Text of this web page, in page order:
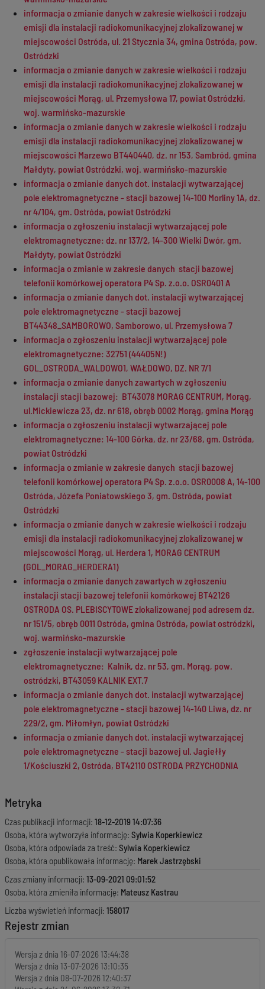
informacja o zmianie danych w zakresie wielkości i rodzaju
emisji dla instalacji radiokomunikacyjnej zlokalizowanej w
miejscowości Ostróda, ul. 21 Stycznia 34, gmina Ostróda, pow.
Ostródzki
informacja o zmianie danych w zakresie wielkości i rodzaju
emisji dla instalacji radiokomunikacyjnej zlokalizowanej w
miejscowości Morąg, ul. Przemysłowa 17, powiat Ostródzki,
woj. warmińsko-mazurskie
informacja o zmianie danych w zakresie wielkości i rodzaju
emisji dla instalacji radiokomunikacyjnej zlokalizowanej w
miejscowości Marzewo BT440440, dz. nr 153, Sambród, gmina
Małdyty, powiat Ostródzki, woj. warmińsko-mazurskie
informacja o zmianie danych dot. instalacji wytwarzającej
pole elektromagnetyczne - stacji bazowej 14-100 Morliny 1A, dz.
nr 4/104, gm. Ostróda, powiat Ostródzki
informacja o zgłoszeniu instalacji wytwarzającej pole
elektromagnetyczne: dz. nr 137/2, 14-300 Wielki Dwór, gm.
Małdyty, powiat Ostródzki
informacja o zmianie w zakresie danych stacji bazowej
telefonii komórkowej operatora P4 Sp. z.o.o. OSR0401 A
informacja o zmianie danych dot. instalacji wytwarzającej
pole elektromagnetyczne - stacji bazowej
BT44348_SAMBOROWO, Samborowo, ul. Przemysłowa 7
informacja o zgłoszeniu instalacji wytwarzającej pole
elektromagnetyczne: 32751 (44405N!)
GOL_OSTRODA_WALDOWO1, WAŁDOWO, DZ. NR 7/1
informacja o zmianie danych zawartych w zgłoszeniu
instalacji stacji bazowej: BT43078 MORAG CENTRUM, Morąg,
ul.Mickiewicza 23, dz. nr 618, obręb 0002 Morąg, gmina Morąg
informacja o zgłoszeniu instalacji wytwarzającej pole
elektromagnetyczne: 14-100 Górka, dz. nr 23/68, gm. Ostróda,
powiat Ostródzki
informacja o zmianie w zakresie danych stacji bazowej
telefonii komórkowej operatora P4 Sp. z.o.o. OSR0008 A, 14-100
Ostróda, Józefa Poniatowskiego 3, gm. Ostróda, powiat
Ostródzki
informacja o zmianie danych w zakresie wielkości i rodzaju
emisji dla instalacji radiokomunikacyjnej zlokalizowanej w
miejscowości Morąg, ul. Herdera 1, MORAG CENTRUM
(GOL_MORAG_HERDERA1)
informacja o zmianie danych zawartych w zgłoszeniu
instalacji stacji bazowej telefonii komórkowej BT42126
OSTRODA OS. PLEBISCYTOWE zlokalizowanej pod adresem dz.
nr 151/5, obręb 0011 Ostróda, gmina Ostróda, powiat ostródzki,
woj. warmińsko-mazurskie
zgłoszenie instalacji wytwarzającej pole
elektromagnetyczne: Kalnik, dz. nr 53, gm. Morąg, pow.
ostródzki, BT43059 KALNIK EXT.7
informacja o zmianie danych dot. instalacji wytwarzającej
pole elektromagnetyczne - stacji bazowej 14-140 Liwa, dz. nr
229/2, gm. Miłomłyn, powiat Ostródzki
informacja o zmianie danych dot. instalacji wytwarzającej
pole elektromagnetyczne - stacji bazowej ul. Jagiełły
1/Kościuszki 2, Ostróda, BT42110 OSTRODA PRZYCHODNIA
Metryka
Czas publikacji informacji: 18-12-2019 14:07:36
Osoba, która wytworzyła informację: Sylwia Koperkiewicz
Osoba, która odpowiada za treść: Sylwia Koperkiewicz
Osoba, która opublikowała informację: Marek Jastrzębski
Czas zmiany informacji: 13-09-2021 09:01:52
Osoba, która zmieniła informację: Mateusz Kastrau
Liczba wyświetleń informacji: 158017
Rejestr zmian
Wersja z dnia 16-07-2026 13:44:38
Wersja z dnia 13-07-2026 13:10:35
Wersja z dnia 08-07-2026 12:40:37